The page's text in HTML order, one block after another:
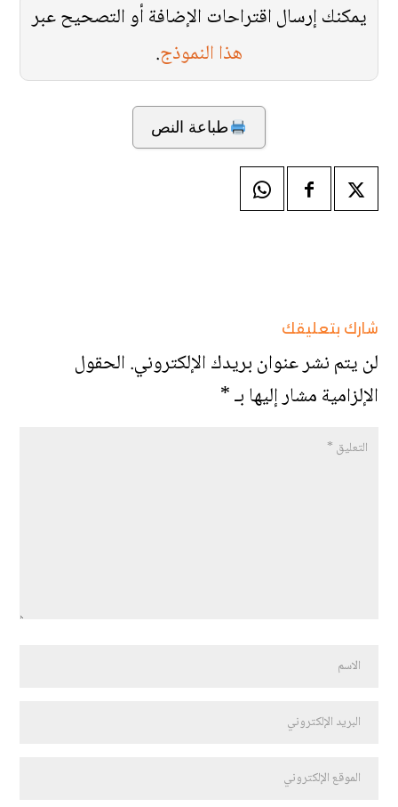
يمكنك إرسال اقتراحات الإضافة أو التصحيح عبر
هذا النموذج.
طباعة النص
شارك بتعليقك
لن يتم نشر عنوان بريدك الإلكتروني.الحقول
الإلزامية مشار إليها بـ*